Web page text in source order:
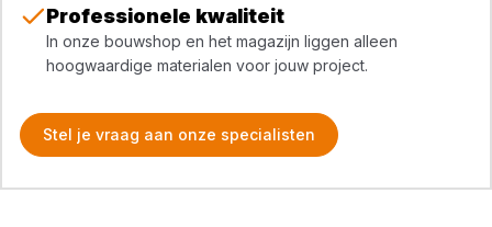
Professionele kwaliteit
In onze bouwshop en het magazijn liggen alleen
hoogwaardige materialen voor jouw project.
Stel je vraag aan onze specialisten